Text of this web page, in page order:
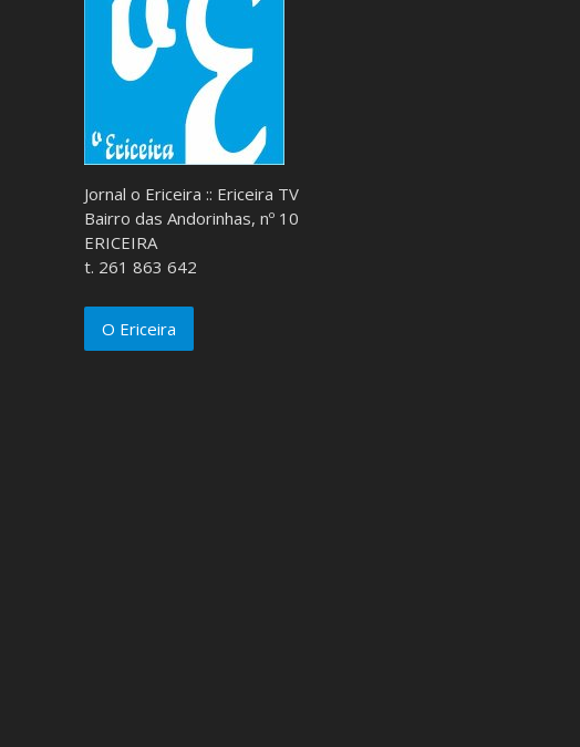
Jornal o Ericeira :: Ericeira TV
Bairro das Andorinhas, nº 10
ERICEIRA
t. 261 863 642
O Ericeira